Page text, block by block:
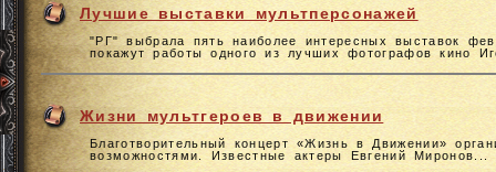
Лучшие выставки мультперсонажей
"РГ" выбрала пять наиболее интересных выставок
покажут работы одного из лучших фотографов кино
Жизни мультгероев в движении
Благотворительный концерт «Жизнь в Движении»
возможностями. Известные актеры Евгений Миронов...